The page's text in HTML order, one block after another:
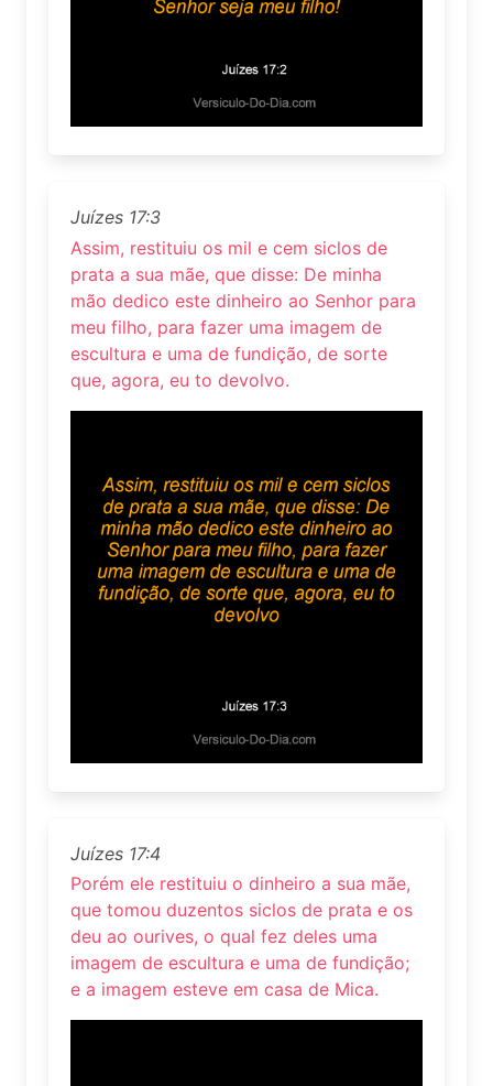
Juízes 17:3
Assim, restituiu os mil e cem siclos de
prata a sua mãe, que disse: De minha
mão dedico este dinheiro ao Senhor para
meu filho, para fazer uma imagem de
escultura e uma de fundição, de sorte
que, agora, eu to devolvo.
Juízes 17:4
Porém ele restituiu o dinheiro a sua mãe,
que tomou duzentos siclos de prata e os
deu ao ourives, o qual fez deles uma
imagem de escultura e uma de fundição;
e a imagem esteve em casa de Mica.